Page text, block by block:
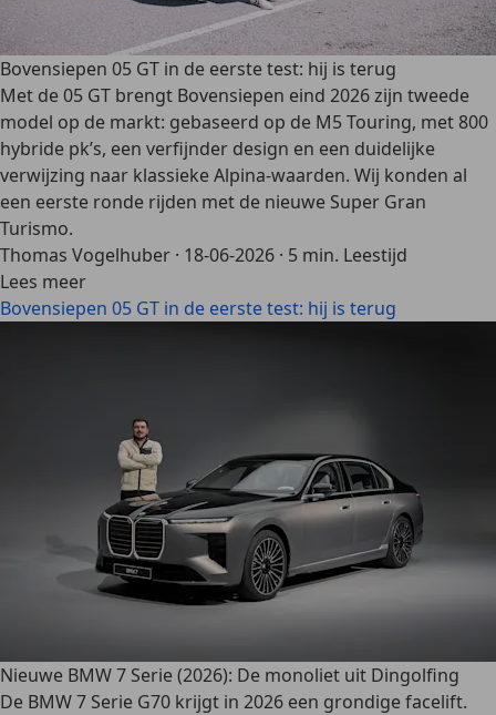
Bovensiepen 05 GT in de eerste test: hij is terug
Met de 05 GT brengt Bovensiepen eind 2026 zijn tweede
model op de markt: gebaseerd op de M5 Touring, met 800
hybride pk’s, een verfijnder design en een duidelijke
verwijzing naar klassieke Alpina-waarden. Wij konden al
een eerste ronde rijden met de nieuwe Super Gran
Turismo.
Thomas Vogelhuber · 18-06-2026 · 5 min. Leestijd
Lees meer
Bovensiepen 05 GT in de eerste test: hij is terug
Nieuwe BMW 7 Serie (2026): De monoliet uit Dingolfing
De BMW 7 Serie G70 krijgt in 2026 een grondige facelift.